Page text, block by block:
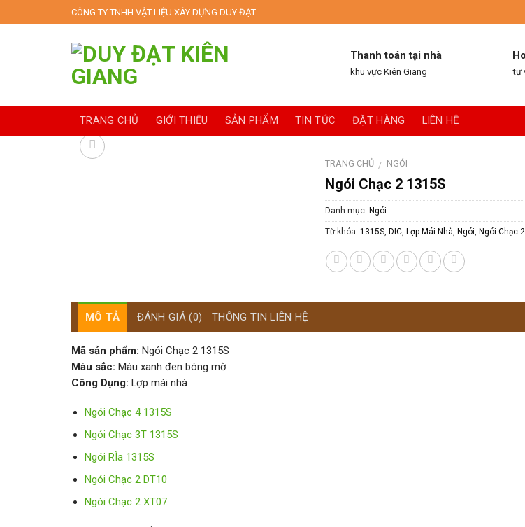
to
CÔNG TY TNHH VẬT LIỆU XÂY DỰNG DUY ĐẠT
Thanh toán tại nhà
khu vực Kiên Giang tư
TRANG CHỦ GIỚI THIỆU SẢN PHẨM TIN TỨC ĐẶT HÀNG LIÊN HỆ
TRANG CHỦ / NGÓI
Ngói Chạc 2 1315S
Danh mục: Ngói
Từ khóa: 1315S, DIC, Lợp Mái Nhà, Ngói, Ngói Chạc 2
MÔ TẢ ĐÁNH GIÁ (0) THÔNG TIN LIÊN HỆ
Mã sản phẩm: Ngói Chạc 2 1315S
Màu sắc: Màu xanh đen bóng mờ
Công Dụng: Lợp mái nhà
Ngói Chạc 4 1315S
Ngói Chạc 3T 1315S
Ngói RÌa 1315S
Ngói Chạc 2 DT10
Ngói Chạc 2 XT07